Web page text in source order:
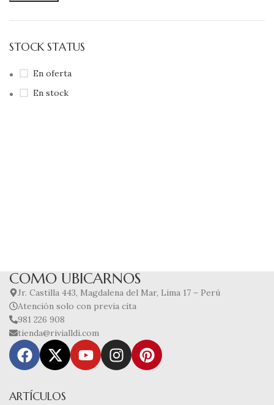
STOCK STATUS
En oferta
En stock
COMO UBICARNOS
Jr. Castilla 443, Magdalena del Mar, Lima 17 – Perú
Atención solo con previa cita
981 226 908
tienda@rivialldi.com
ARTÍCULOS